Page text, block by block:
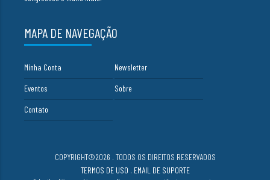
MAPA DE NAVEGAÇÃO
Minha Conta Newsletter
Eventos Sobre
Contato
COPYRIGHT©2026 . TODOS OS DIREITOS RESERVADOS
TERMOS DE USO . EMAIL DE SUPORTE